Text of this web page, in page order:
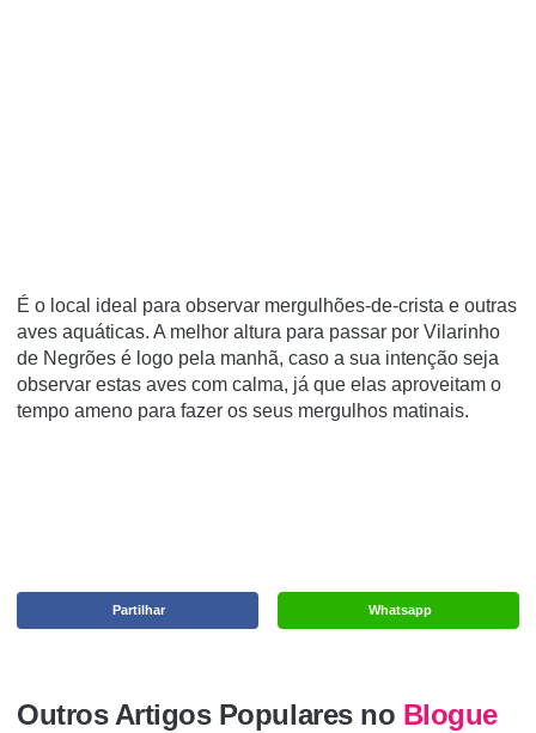
É o local ideal para observar mergulhões-de-crista e outras
aves aquáticas. A melhor altura para passar por Vilarinho
de Negrões é logo pela manhã, caso a sua intenção seja
observar estas aves com calma, já que elas aproveitam o
tempo ameno para fazer os seus mergulhos matinais.
Whatsapp
Partilhar
Outros Artigos Populares no Blogue